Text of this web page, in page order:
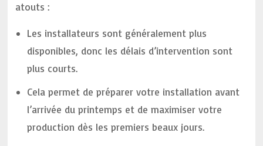
atouts :
Les installateurs sont généralement plus
disponibles, donc les délais d’intervention sont
plus courts.
Cela permet de préparer votre installation avant
l’arrivée du printemps et de maximiser votre
production dès les premiers beaux jours.